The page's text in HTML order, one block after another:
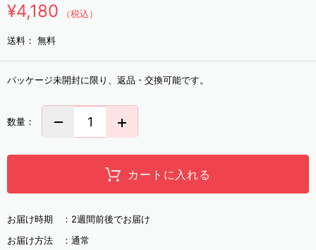
¥4,180 （税込）
送料： 無料
パッケージ未開封に限り、返品・交換可能です。
数量：
カートに入れる
お届け時期 ： 2週間前後でお届け
お届け方法 ： 通常